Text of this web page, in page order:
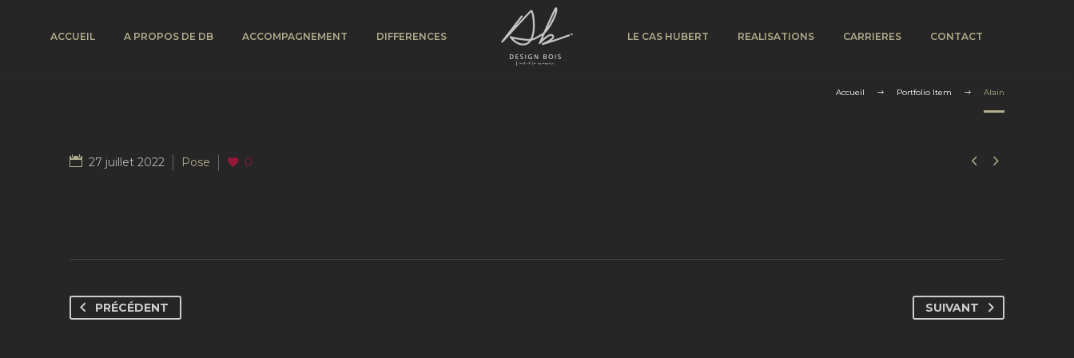
ACCUEIL A PROPOS DE DB ACCOMPAGNEMENT DIFFERENCES LE CAS HUBERT REALISATIONS CARRIERES CONTACT
Accueil Portfolio Item Alain
 
27 juillet 2022 Pose 0
PRÉCÉDENT SUIVANT